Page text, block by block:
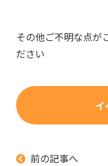
その他ご不明な点が
ださい
イ
前の記事へ